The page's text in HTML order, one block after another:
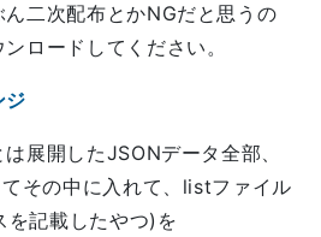
二次配布とかNGだと思うの
ロードしてください。
ジ
展開したJSONデータ全部、
その中に入れて、listファイル
を記載したやつ)を